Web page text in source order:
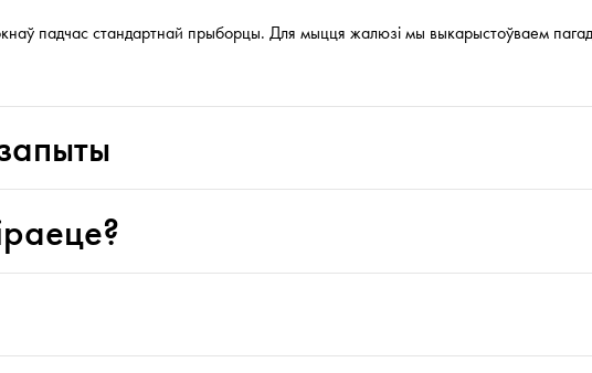
падчас стандартнай прыборцы. Для мыцця жалюзі мы выкарыстоўваем